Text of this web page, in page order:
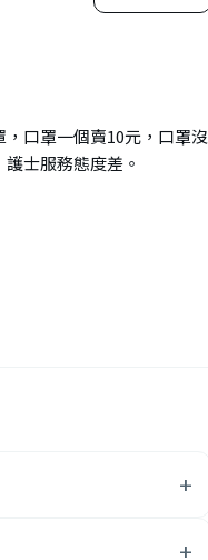
口罩一個賣10元，口罩沒
士服務態度差。